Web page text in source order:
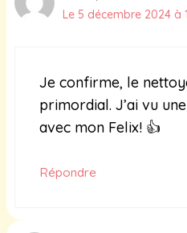
Le 5 décembre 2024 à
Je confirme, le
primordial. J’ai vu
avec mon Felix! 👍
Répondre